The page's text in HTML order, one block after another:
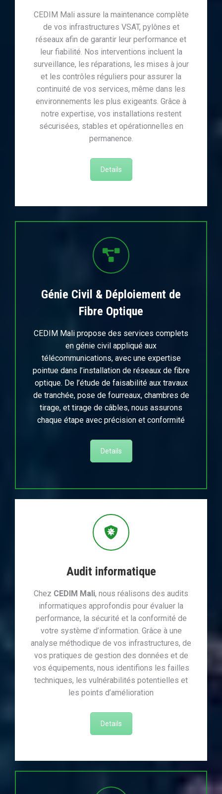
CEDIM Mali assure la maintenance complète
de vos infrastructures VSAT, pylônes et
réseaux afin de garantir leur performance et
leur fiabilité. Nos interventions incluent la
surveillance, les réparations, les mises à jour
et les contrôles réguliers pour assurer la
continuité de vos services, même dans les
environnements les plus exigeants. Grâce à
notre expertise, vos installations restent
sécurisées, stables et opérationnelles en
permanence.
Details
Génie Civil & Déploiement de
Fibre Optique
CEDIM Mali propose des services complets
en génie civil appliqué aux
télécommunications, avec une expertise
pointue dans l’installation de réseaux de fibre
optique. De l’étude de faisabilité aux travaux
de tranchée, pose de fourreaux, chambres de
tirage, et tirage de câbles, nous assurons
chaque étape avec précision et conformité
Details
Audit informatique
Chez CEDIM Mali, nous réalisons des audits
informatiques approfondis pour évaluer la
performance, la sécurité et la conformité de
votre système d’information. Grâce à une
analyse méthodique de vos infrastructures, de
vos pratiques de gestion des données et de
vos équipements, nous identifions les failles
techniques, les vulnérabilités potentielles et
les points d’amélioration
Details